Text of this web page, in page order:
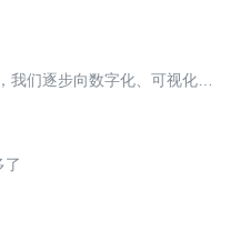
们逐步向数字化、可视化的
能时代是工业 4.0 时代，我
了